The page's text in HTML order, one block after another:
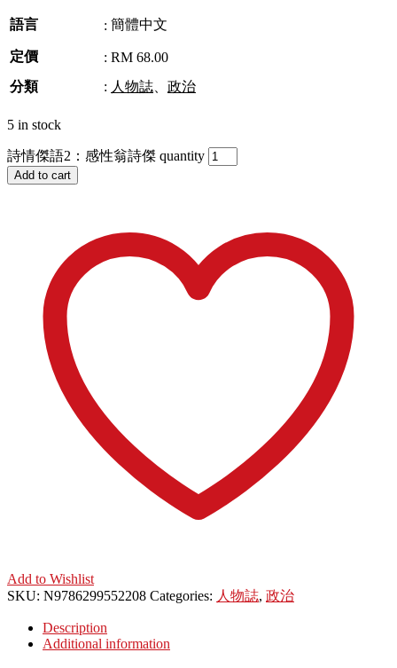
語言 : 簡體中文
定價 : RM 68.00
分類
: 人物誌 政治
5 in stock
詩情傑語2：感性翁詩傑 quantity
Add to cart
Add to Wishlist
SKU: N9786299552208 Categories: 人物誌, 政治
Description
Additional information